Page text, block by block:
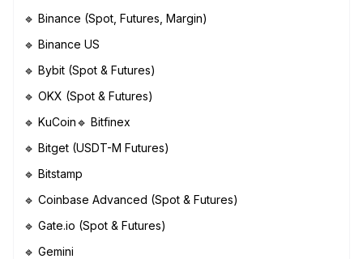
🔹 Binance (Spot, Futures, Margin)
🔹 Binance US
🔹 Bybit (Spot & Futures)
🔹 OKX (Spot & Futures)
🔹 KuCoin🔹 Bitfinex
🔹 Bitget (USDT-M Futures)
🔹 Bitstamp
🔹 Coinbase Advanced (Spot & Futures)
🔹 Gate.io (Spot & Futures)
🔹 Gemini